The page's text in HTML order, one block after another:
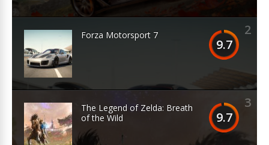
2
9.7
Forza Motorsport 7
3
9.7
The Legend of Zelda: Breath
of the Wild